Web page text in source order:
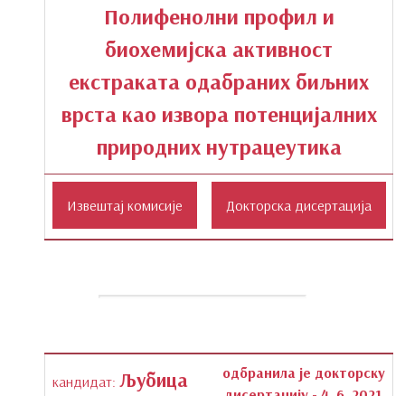
Полифенолни профил и
биохемијска активност
екстраката одабраних биљних
врста као извора потенцијалних
природних нутрацеутика
кандидат:Љубица
одбранила је докторску